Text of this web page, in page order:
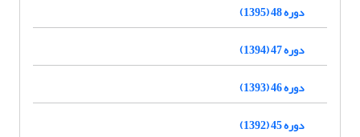
دوره 48 (1395)
دوره 47 (1394)
دوره 46 (1393)
دوره 45 (1392)